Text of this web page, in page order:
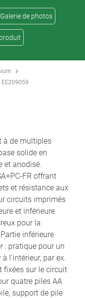
Galerie de photos
EE209059
à de multiples
solide en
et anodisé.
FR offrant
et résistance aux
circuits imprimés
et inférieure.
pour la
inférieure
: pratique pour un
l'intérieur, par ex.
fixées sur le circuit
quatre piles AA
support de pile